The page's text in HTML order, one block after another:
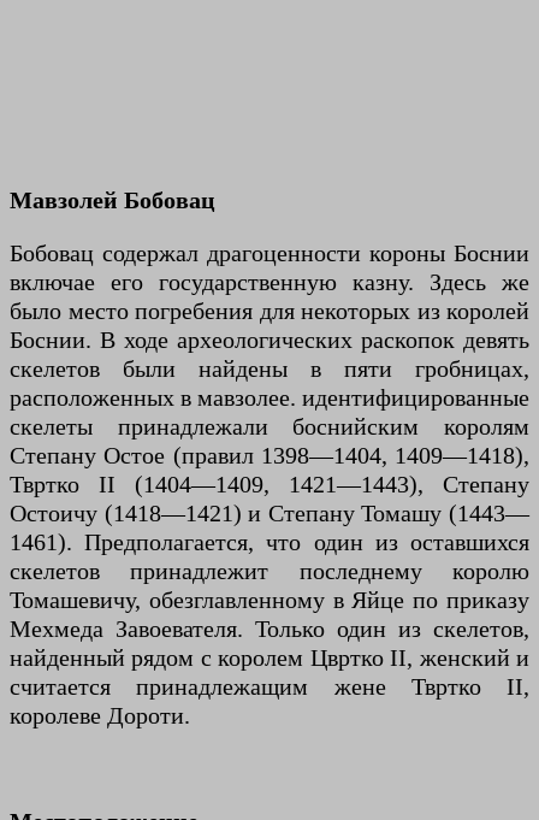
Мавзолей Бобовац
Бобовац содержал драгоценности короны Боснии
включае его государственную казну. Здесь же
было место погребения для некоторых из королей
Боснии. В ходе археологических раскопок девять
скелетов были найдены в пяти гробницах,
расположенных в мавзолее. идентифицированные
скелеты принадлежали боснийским королям
Степану Остое (правил 1398—1404, 1409—1418),
Твртко II (1404—1409, 1421—1443), Степану
Остоичу (1418—1421) и Степану Томашу (1443—
1461). Предполагается, что один из оставшихся
скелетов принадлежит последнему королю
Томашевичу, обезглавленному в Яйце по приказу
Мехмеда Завоевателя. Только один из скелетов,
найденный рядом с королем Цвртко II, женский и
считается принадлежащим жене Твртко II,
королеве Дороти.